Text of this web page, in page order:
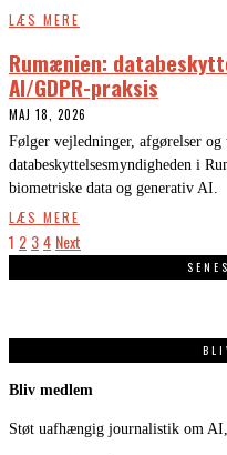
LÆS MERE
Rumænien:
AI/GDPR-praksis
MAJ 18, 2026
Følger vejledninger, afgørelser og
databeskyttelsesmyndigheden i
biometriske data og generativ AI.
LÆS MERE
1 2 34 Next
Bliv medlem
Støt uafhængig journalistik om AI,